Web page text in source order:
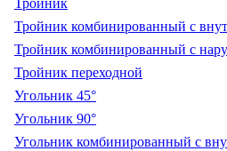
Тройник
Тройник комбинированный с
Тройник комбинированный с
Тройник переходной
Угольник 45°
Угольник 90°
Угольник комбинированный с